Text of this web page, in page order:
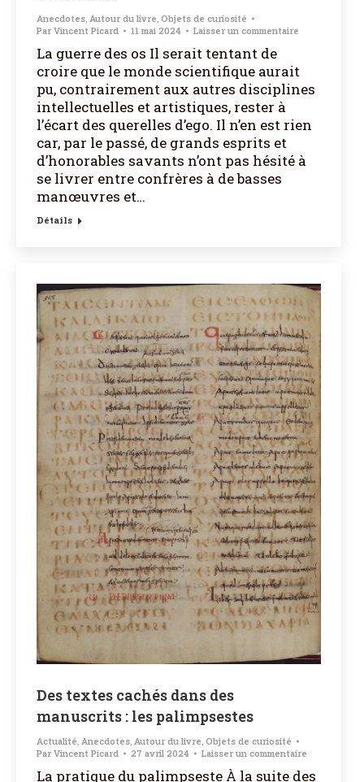
Anecdotes, Autour du livre, Objets de curiosité
Par Vincent Picard 11 mai 2024 Laisser un commentaire
La guerre des os Il serait tentant de
croire que le monde scientifique aurait
pu, contrairement aux autres disciplines
intellectuelles et artistiques, rester à
l’écart des querelles d’ego. Il n’en est rien
car, par le passé, de grands esprits et
d’honorables savants n’ont pas hésité à
se livrer entre confrères à de basses
manœuvres et…
Détails
Des textes cachés dans des
manuscrits : les palimpsestes
Actualité, Anecdotes, Autour du livre, Objets de curiosité
Par Vincent Picard 27 avril 2024 Laisser un commentaire
La pratique du palimpseste À la suite des